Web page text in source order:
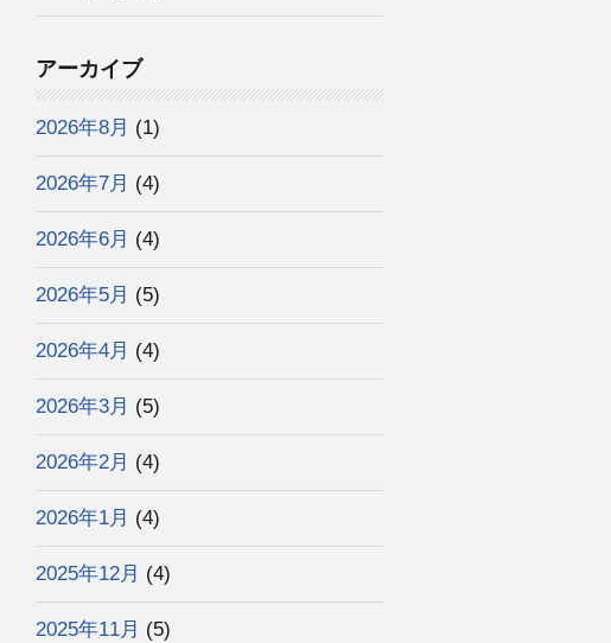
アーカイブ
2026年8月 (1)
2026年7月 (4)
2026年6月 (4)
2026年5月 (5)
2026年4月 (4)
2026年3月 (5)
2026年2月 (4)
2026年1月 (4)
2025年12月 (4)
2025年11月 (5)